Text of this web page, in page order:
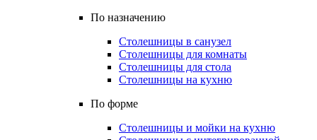
По назначению
Столешницы в санузел
Столешницы для комнаты
Столешницы для стола
Столешницы на кухню
По форме
Столешницы и мойки на кухню